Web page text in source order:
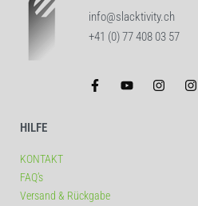
info@slacktivity.ch
+41 (0) 77 408 03 57
HILFE
KONTAKT
FAQ’s
Versand & Rückgabe